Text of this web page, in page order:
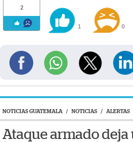
2
1 0
NOTICIAS GUATEMALA / NOTICIAS / ALERTAS
Ataque armado